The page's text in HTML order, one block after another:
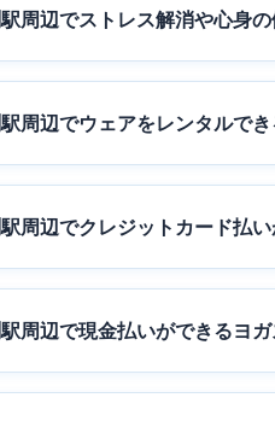
周辺でストレス解消や心身
周辺でウェアをレンタルで
周辺でクレジットカード払
周辺で現金払いができるヨ